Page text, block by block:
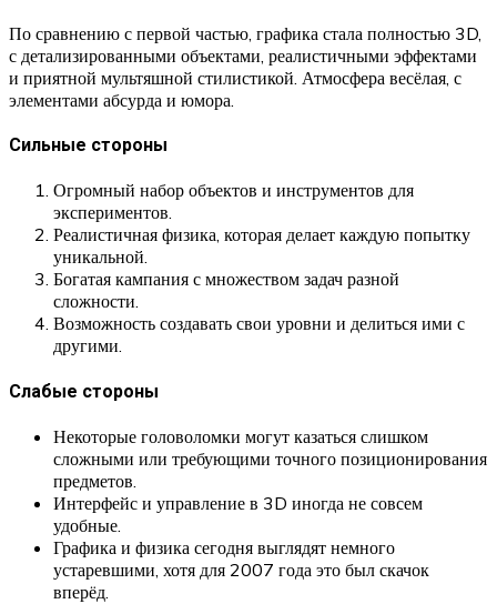
По сравнению с первой частью, графика стала полностью 3D,
с детализированными объектами, реалистичными эффектами
и приятной мультяшной стилистикой. Атмосфера весёлая, с
элементами абсурда и юмора.
Сильные стороны
Огромный набор объектов и инструментов для
экспериментов.
Реалистичная физика, которая делает каждую попытку
уникальной.
Богатая кампания с множеством задач разной
сложности.
Возможность создавать свои уровни и делиться ими с
другими.
Слабые стороны
Некоторые головоломки могут казаться слишком
сложными или требующими точного позиционирования
предметов.
Интерфейс и управление в 3D иногда не совсем
удобные.
Графика и физика сегодня выглядят немного
устаревшими, хотя для 2007 года это был скачок
вперёд.